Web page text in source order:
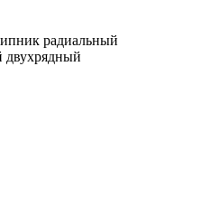
радиальный
двухрядный